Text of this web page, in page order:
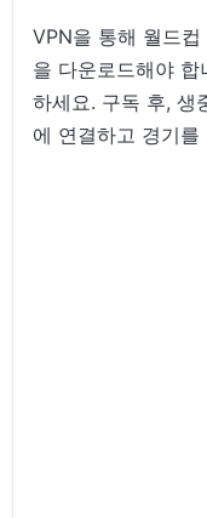
VPN을 통해 월드
을 다운로드해야
하세요. 구독 후, 생
에 연결하고 경기를